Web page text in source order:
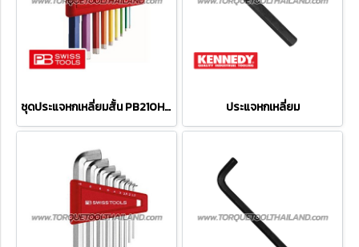
ชุดประแจหกเหลี่ยมสั้น PB210H-10RB ประแจหกเหลี่ยม